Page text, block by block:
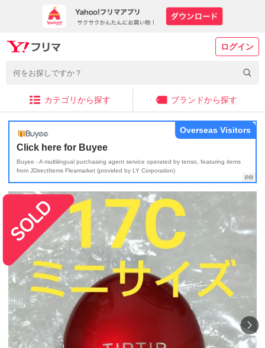
ログイン
カテゴリから探す ブランドから探す
Click here for Buyee
Buyee - A multilingual purchasing agent service operated by tenso, featuring items
from JDirectItems Fleamarket (provided by LY Corporation)
Overseas Visitors